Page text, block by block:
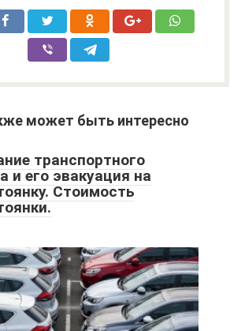
может быть интересно
транспортного
и его эвакуация на
Стоимость